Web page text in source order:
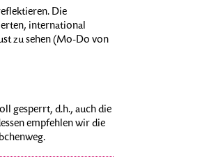
Die
international
zu sehen (Mo-Do von
gesperrt, d.h., auch die
empfehlen wir die